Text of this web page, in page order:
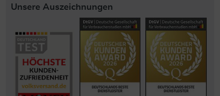
Unsere Auszeichnungen